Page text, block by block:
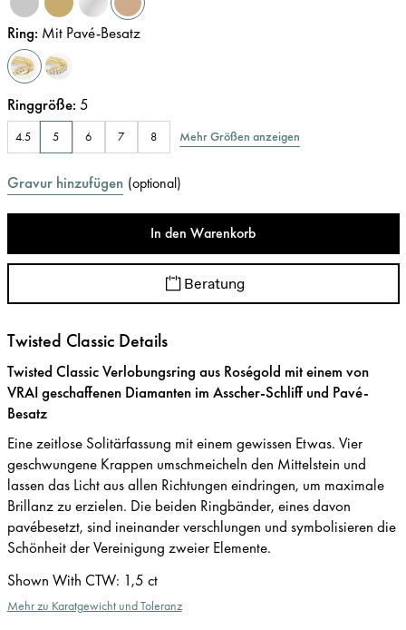
Ring: Mit Pavé-Besatz
Ringgröße: 5
4.5 5 6 7 8 Mehr Größen anzeigen
Gravur hinzufügen (optional)
In den Warenkorb
Beratung
Twisted Classic Details
Twisted Classic Verlobungsring aus Roségold mit einem von
VRAI geschaffenen Diamanten im Asscher-Schliff und Pavé-
Besatz
Eine zeitlose Solitärfassung mit einem gewissen Etwas. Vier
geschwungene Krappen umschmeicheln den Mittelstein und
lassen das Licht aus allen Richtungen eindringen, um maximale
Brillanz zu erzielen. Die beiden Ringbänder, eines davon
pavébesetzt, sind ineinander verschlungen und symbolisieren die
Schönheit der Vereinigung zweier Elemente.
Shown With CTW: 1,5 ct
Mehr zu Karatgewicht und Toleranz